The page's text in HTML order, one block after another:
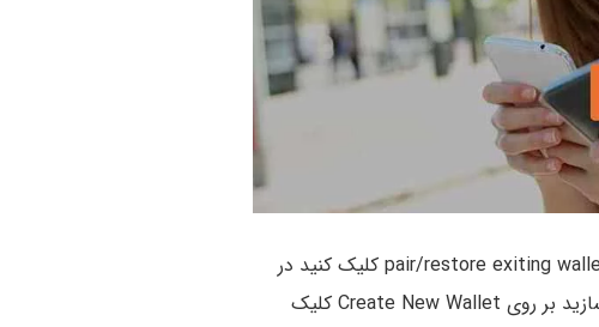
اگر می‌خواهید کیف پولی که از قبل ساخته بودید را بازیابی کنید بر روی pair/restore exiting wallet کلیک کنید در
غیر اینصورت اگر برای اولین بار است که می‌خواهید کیف پول جکس را بسازید بر روی Create New Wallet کلیک